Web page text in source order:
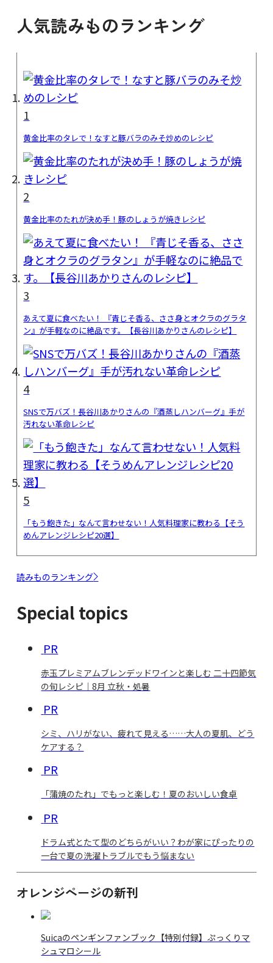
人気読みものランキング
1
黄金比率のタレで！なすと豚バラのみそ炒めのレシピ
2
黄金比率のたれが決め手！豚のしょうが焼きレシピ
3
あえて夏に食べたい！ 『青じそ香る、ささ身とオクラのグラタ
ン』が手軽なのに絶品です。【長谷川あかりさんのレシピ】
4
SNSで万バズ！長谷川あかりさんの『酒蒸しハンバーグ』手が
汚れない革命レシピ
5
「もう飽きた」なんて言わせない！人気料理家に教わる【そう
めんアレンジレシピ20選】
読みものランキング
Special topics
PR
赤玉プレミアムブレンデッドワインと楽しむ 二十四節気
の旬レシピ｜8月 立秋・処暑
PR
シミ、ハリがない、疲れて見える……大人の夏肌、どう
ケアする？
PR
「蒲焼のたれ」でもっと楽しむ！夏のおいしい食卓
PR
ドラム式とたて型のどちらがいい？わが家にぴったりの
一台で夏の洗濯トラブルでもう悩まない
オレンジページの新刊
Suicaのペンギンファンブック【特別付録】ぷっくりマ
シュマロシール